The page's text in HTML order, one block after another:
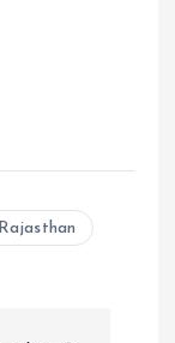
Rajasthan